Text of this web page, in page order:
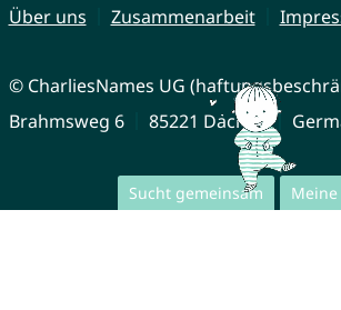
Sucht gemeinsam
Über uns
Zusammenarbeit
© CharliesNames UG
Brahmsweg 6
85221 Dachau